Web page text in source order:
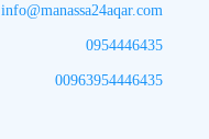
info@manassa24aqar.com
0954446435
00963954446435